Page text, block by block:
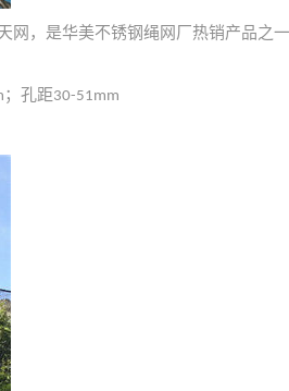
网，是华美不锈钢绳网厂热销产品之
；孔距30-51mm